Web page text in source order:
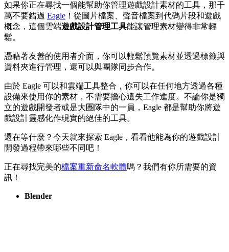
如果你正在尋找一個能幫助你管理遊戲設計素材的工具，那千
萬不要錯過 Eagle ！從圖片檔案、聲音檔案到代碼片段和遊戲
概念，這個雲端遊戲設計管理工具能讓管理素材變得非常輕
鬆。
憑藉著友善的使用者介面，你可以輕鬆預覽素材並透過標籤與
資料夾進行管理，還可以與團隊同步合作。
由於 Eagle 可以和雲端工具整合，你可以在任何地方透過各種
設備來使用你的素材，不需要擔心遺失工作進度。不論你是獨
立的遊戲開發者或是大團隊中的一員，Eagle 都是幫助你將遊
戲設計靈感化作現實的絕佳的工具。
還在等什麼？今天就來探索 Eagle，看看他能為你的遊戲設計
開發過程帶來哪些不同吧！
正在尋找完美的檔案重新命名軟體嗎？我們有你所需要的資
訊！
Blender